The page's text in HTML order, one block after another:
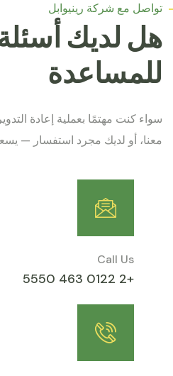
تواصل مع شركة رينيوابل
هل لديك
للمساعدة
سواء كنت مهتمًا بعملية إعادة
معنا، أو لديك مجرد استفسار —
Call Us
+2 0122 463 5550